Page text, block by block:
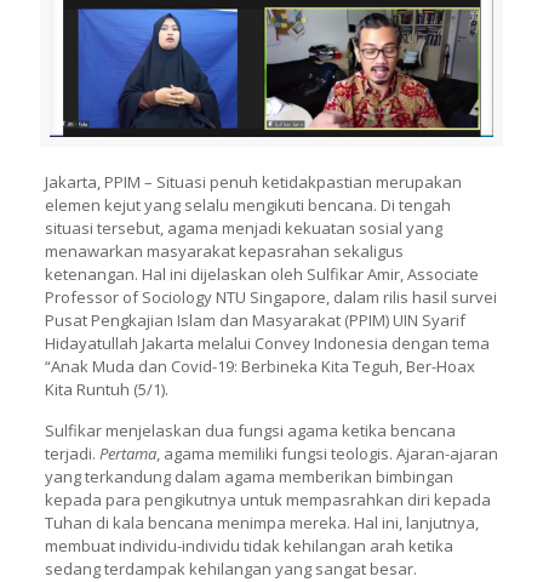
Jakarta, PPIM – Situasi penuh ketidakpastian merupakan
elemen kejut yang selalu mengikuti bencana. Di tengah
situasi tersebut, agama menjadi kekuatan sosial yang
menawarkan masyarakat kepasrahan sekaligus
ketenangan. Hal ini dijelaskan oleh Sulfikar Amir, Associate
Professor of Sociology NTU Singapore, dalam rilis hasil survei
Pusat Pengkajian Islam dan Masyarakat (PPIM) UIN Syarif
Hidayatullah Jakarta melalui Convey Indonesia dengan tema
“Anak Muda dan Covid-19: Berbineka Kita Teguh, Ber-Hoax
Kita Runtuh (5/1).
Sulfikar menjelaskan dua fungsi agama ketika bencana
terjadi. Pertama, agama memiliki fungsi teologis. Ajaran-ajaran
yang terkandung dalam agama memberikan bimbingan
kepada para pengikutnya untuk mempasrahkan diri kepada
Tuhan di kala bencana menimpa mereka. Hal ini, lanjutnya,
membuat individu-individu tidak kehilangan arah ketika
sedang terdampak kehilangan yang sangat besar.